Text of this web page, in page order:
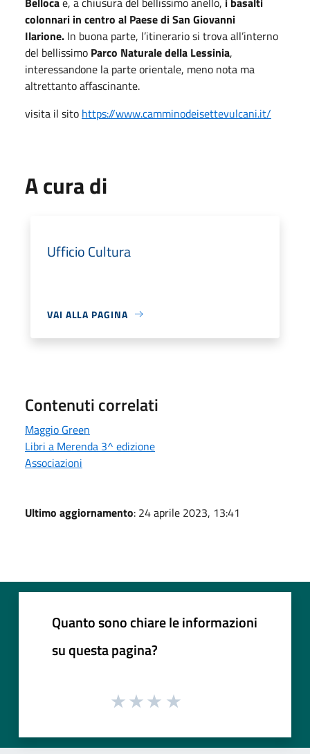
colonnari in centro al Paese di San Giovanni
Ilarione. In buona parte, l’itinerario si trova all’interno
del bellissimo Parco Naturale della Lessinia,
interessandone la parte orientale, meno nota ma
altrettanto affascinante.
visita il sito https://www.camminodeisettevulcani.it/
A cura di
Ufficio Cultura
VAI ALLA PAGINA
Contenuti correlati
Maggio Green
Libri a Merenda 3^ edizione
Associazioni
Ultimo aggiornamento: 24 aprile 2023, 13:41
Quanto sono chiare le informazioni
su questa pagina?